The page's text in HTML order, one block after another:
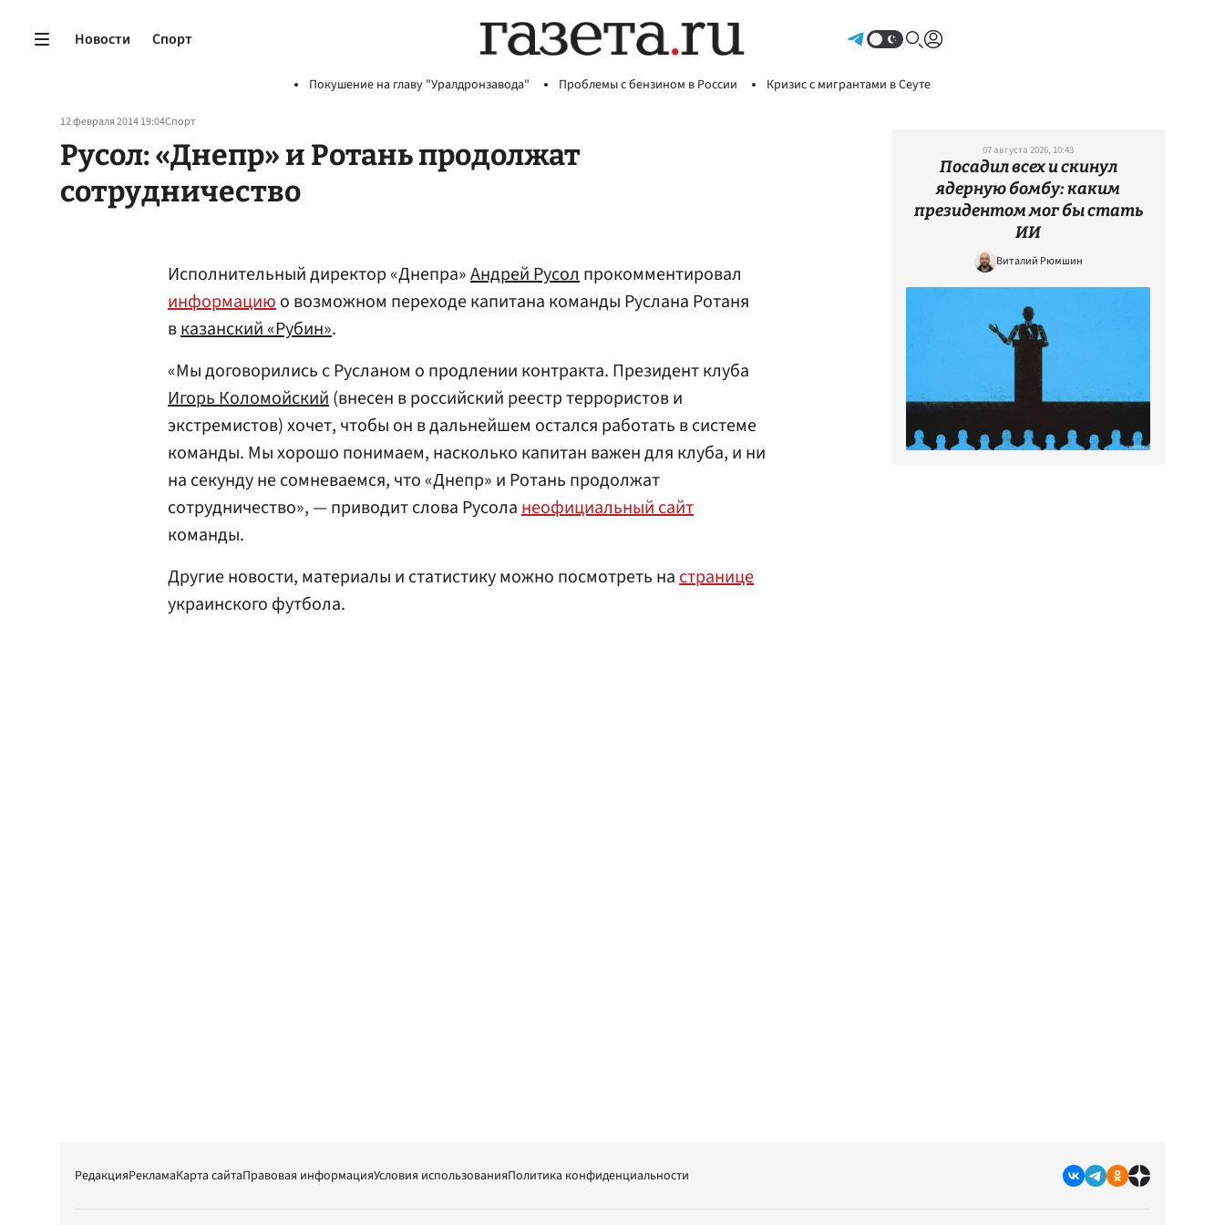
Новости Спорт
Покушение на главу "Уралдронзавода" Проблемы с бензином в России Кризис с мигрантами в Сеуте
12 февраля 2014 19:04Спорт
Русол: «Днепр» и Ротань продолжат
сотрудничество
Исполнительный директор «Днепра»Андрей Русолпрокомментировал
информациюо возможном переходе капитана команды Руслана Ротаня
вказанский «Рубин».
«Мы договорились с Русланом о продлении контракта. Президент клуба
Игорь Коломойский(внесен в российский реестр террористов и
экстремистов) хочет, чтобы он в дальнейшем остался работать в системе
команды. Мы хорошо понимаем, насколько капитан важен для клуба, и ни
на секунду не сомневаемся, что «Днепр» и Ротань продолжат
сотрудничество», — приводит слова Русоланеофициальный сайт
команды.
Другие новости, материалы и статистику можно посмотреть настранице
украинского футбола.
07 августа 2026, 10:43
Посадил всех и скинул
ядерную бомбу: каким
президентом мог бы стать
ИИ
Виталий Рюмшин
РедакцияРекламаКарта сайтаПравовая информацияУсловия использованияПолитика конфиденциальности